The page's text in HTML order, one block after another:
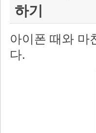
하기
아이폰 때와 마
다.